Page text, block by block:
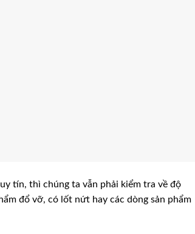
tín, thì chúng ta vẫn phải kiểm tra về độ
đổ vỡ, có lốt nứt hay các dòng sản phẩm